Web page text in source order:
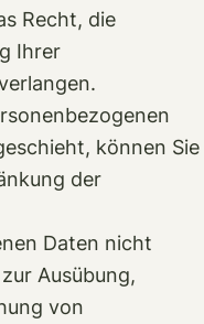
Recht, die
Ihrer
können Sie
der
Daten nicht
Ausübung,
von